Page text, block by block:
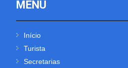
MENU
Início
Turista
Secretarias